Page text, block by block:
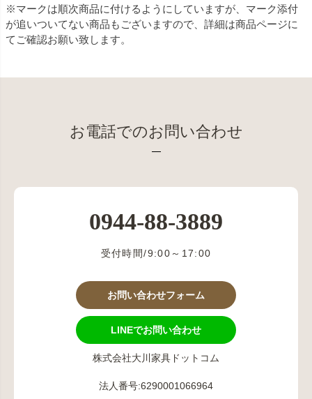
※マークは順次商品に付けるようにしていますが、マーク添付
が追いついてない商品もございますので、詳細は商品ページに
てご確認お願い致します。
お電話でのお問い合わせ
0944-88-3889
受付時間/9:00～17:00
お問い合わせフォーム
LINEでお問い合わせ
株式会社大川家具ドットコム
法人番号:6290001066964